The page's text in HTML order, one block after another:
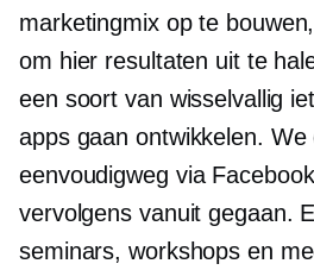
marketingmix op te
om hier resultaten uit te
een soort van wisselvallig
apps gaan ontwikkelen.
eenvoudigweg via
vervolgens vanuit gegaan.
seminars, workshops en